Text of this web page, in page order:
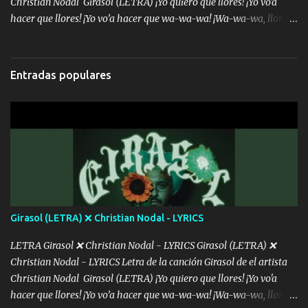
hacer que llores! ¡Yo vo’a hacer que wa-wa-wa! ¡Wa-wa-wa, llores!
cada que intentas cantar Cada que intentas rapear, cada que
intentas rimar Pobre payaso que usa a todo el mundo pa' conectar
con la gente Dices "Latino Gang" pero pisas a to'a tu gente Pa’ dar
menos se prudente Hoy me sabe a mierda, traigo un Balvin en los
dientes Por falta de empatía le toca ser resiliente ¿Acaso eres
consciente de los followers que mueves? Parcerito, abre los ojos y
ve el poder que tienes Otro chiste malo son los nombres de tus
álbum's "José, vibras colores con la energía del diablo " ¿Si ...
Entradas populares
Girasol (LETRA) ❌ Christian Nodal - LYRICS
LETRA Girasol ❌ Christian Nodal - LYRICS Girasol (LETRA) ❌
Christian Nodal - LYRICS Letra de la canción Girasol de el artista
Christian Nodal Girasol (LETRA) ¡Yo quiero que llores! ¡Yo vo'a
hacer que llores! ¡Yo vo’a hacer que wa-wa-wa! ¡Wa-wa-wa, llores!